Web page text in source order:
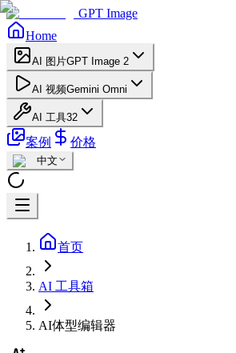
GPT Image
Home
AI 图片GPT Image 2
AI 视频Gemini Omni
AI 工具32
案例 价格
中文
首页
AI 工具箱
AI体型编辑器